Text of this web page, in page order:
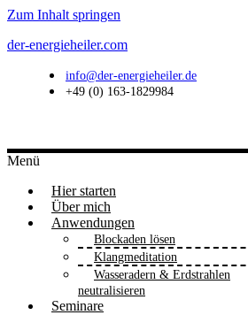
Zum Inhalt springen
der-energieheiler.com
info@der-energieheiler.de
+49 (0) 163-1829984
Menü
Hier starten
Über mich
Anwendungen
Blockaden lösen
Klangmeditation
Wasseradern & Erdstrahlen
neutralisieren
Seminare